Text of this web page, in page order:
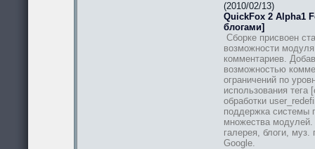
(2010/02/13)
QuickFox 2 Alpha1
блогами]
Сборке присвоен
возможности
комментариев.
возможностью
ограничений по
использования тега
обработки
поддержка системы
множества
галерея, блоги, муз.
Google.